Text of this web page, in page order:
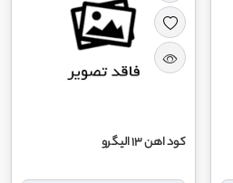
کود اهن 13 الیگرو